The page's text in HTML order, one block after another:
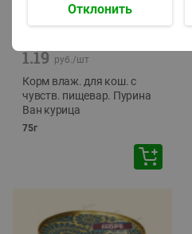
1.19 руб./шт
Корм влаж. для кош. с
чувств. пищевар. Пурина
Ван курица
75г
Отклонить